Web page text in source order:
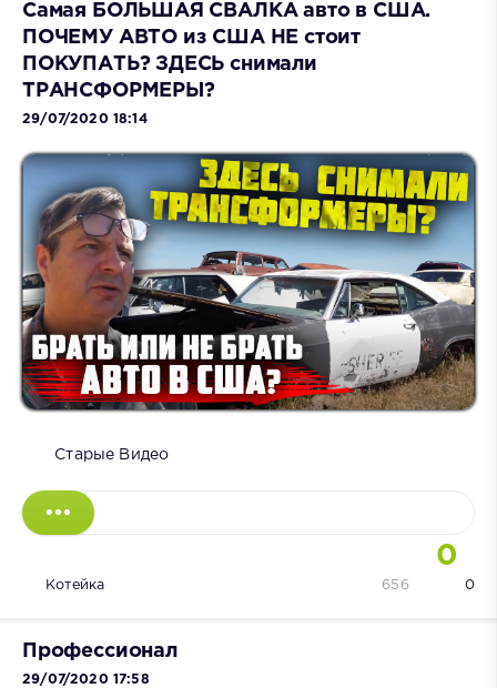
Самая БОЛЬШАЯ СВАЛКА авто в США.
ПОЧЕМУ АВТО из США НЕ стоит
ПОКУПАТЬ? ЗДЕСЬ снимали
ТРАНСФОРМЕРЫ?
29/07/2020 18:14
Старые Видео
0
Котейка 0
656
Профессионал
29/07/2020 17:58